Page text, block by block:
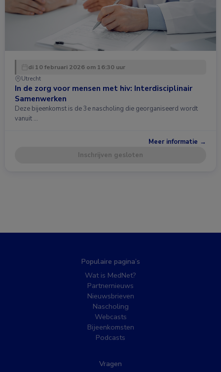
di 10 februari 2026 om 16:30 uur
Utrecht
In de zorg voor mensen met hiv: Interdisciplinair
Samenwerken
Deze bijeenkomst is de 3e nascholing die georganiseerd wordt
vanuit …
Meer informatie →
Inschrijven gesloten
Populaire pagina’s
Wat is MedNet?
Partnernieuws
Nieuwsbrieven
Nascholing
Webcasts
Bijeenkomsten
Podcasts
Vragen